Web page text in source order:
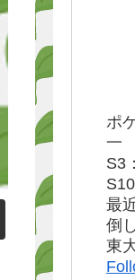
ポ
一
S3
最
倒
東